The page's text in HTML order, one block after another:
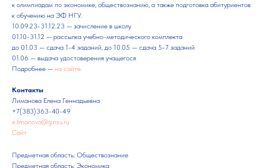
к олимпиадам по экономике, обществознанию, а также подготовка абитуриентов
к обучению на ЭФ НГУ.
10.09.23-31.12.23 — зачисление в школу
01.10-31.12 — рассылка учебно-методического комплекта
до 01.03 — сдача 1-4 заданий, до 10.05 — сдача 5-7 заданий
01.06 — выдача удостоверения учащегося
Подробнее — на сайте.
Контакты
Лиманова Елена Геннадьевна
+7(383)363-40-49
e.limanova@g.nsu.ru
Сайт
Предметная область: Обществознание
Предметная область: Экономика